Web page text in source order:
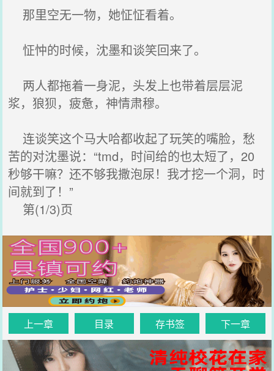
那里空无一物，她怔怔看着。
怔忡的时候，沈墨和谈笑回来了。
两人都拖着一身泥，头发上也带着层层泥
浆，狼狈，疲惫，神情肃穆。
连谈笑这个马大哈都收起了玩笑的嘴脸，愁
苦的对沈墨说：“tmd，时间给的也太短了，20
秒够干嘛？还不够我撒泡尿！我才挖一个洞，时
间就到了！”
第(1/3)页
上一章 目录 存书签 下一章